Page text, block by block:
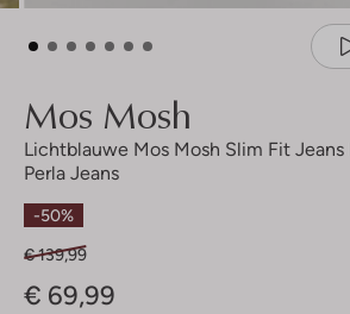
Mos Mosh
Lichtblauwe Mos Mosh Slim Fit
Perla Jeans
-50%
€ 139,99
€ 69,99